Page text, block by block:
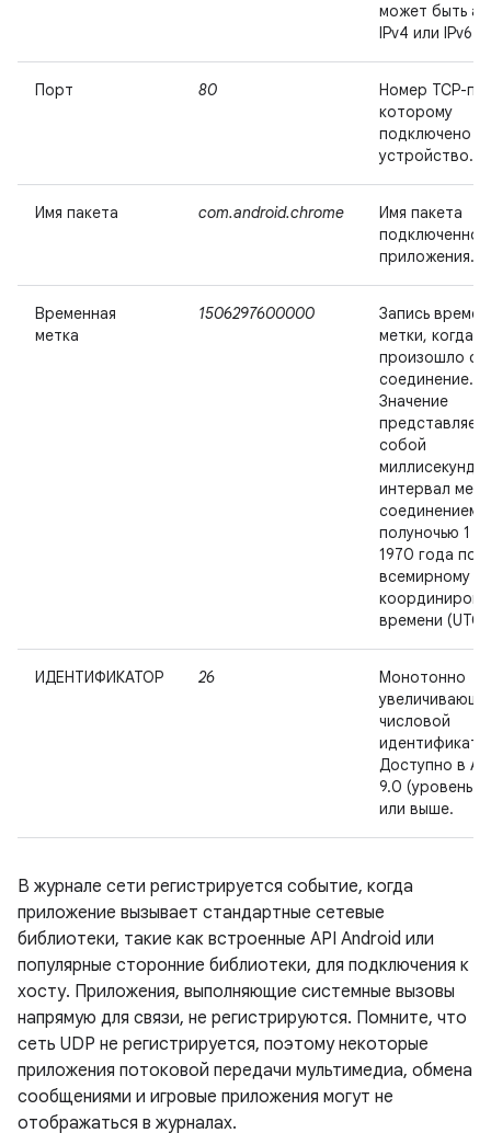
может быть
IPv4 или IPv6.
Порт 80
Номер TCP-
которому
подключено
устройство.
Имя пакета com.android.chrome
Имя пакета
приложения.
Временная
метка
1506297600000
Запись
метки, когда
произошло
соединение.
Значение
представляет
собой
интервал
соединением и
полуночью 1
1970 года по
всемирному
времени (UTC).
ИДЕНТИФИКАТОР 26
Монотонно
числовой
Доступно в
9.0 (уровень
или выше.
В журнале сети регистрируется событие, когда
приложение вызывает стандартные сетевые
библиотеки, такие как встроенные API Android или
популярные сторонние библиотеки, для подключения к
хосту. Приложения, выполняющие системные вызовы
напрямую для связи, не регистрируются. Помните, что
сеть UDP не регистрируется, поэтому некоторые
приложения потоковой передачи мультимедиа, обмена
сообщениями и игровые приложения могут не
отображаться в журналах.